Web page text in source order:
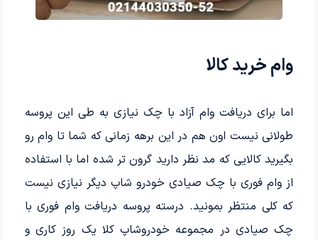
وام خرید کالا
اما برای دریافت وام آزاد با چک نیازی به طی این پروسه
طولانی نیست اون هم در این برهه زمانی که شما تا وام رو
بگیرید کالایی که مد نظر دارید گرون تر شده اما با استفاده
از وام فوری با چک صیادی خودرو شاپ دیگر نیازی نیست
که کلی منتظر بمونید. درسته پروسه دریافت وام فوری با
چک صیادی در مجموعه خودروشاپ کلا یک روز کاری و